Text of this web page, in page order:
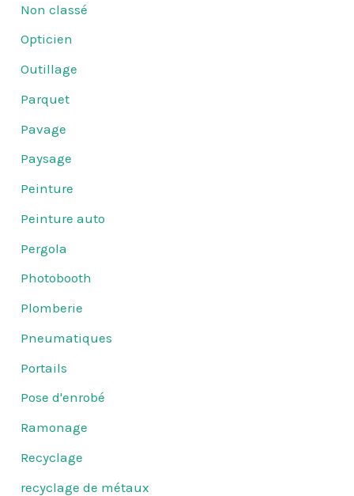
Non classé
Opticien
Outillage
Parquet
Pavage
Paysage
Peinture
Peinture auto
Pergola
Photobooth
Plomberie
Pneumatiques
Portails
Pose d'enrobé
Ramonage
Recyclage
recyclage de métaux